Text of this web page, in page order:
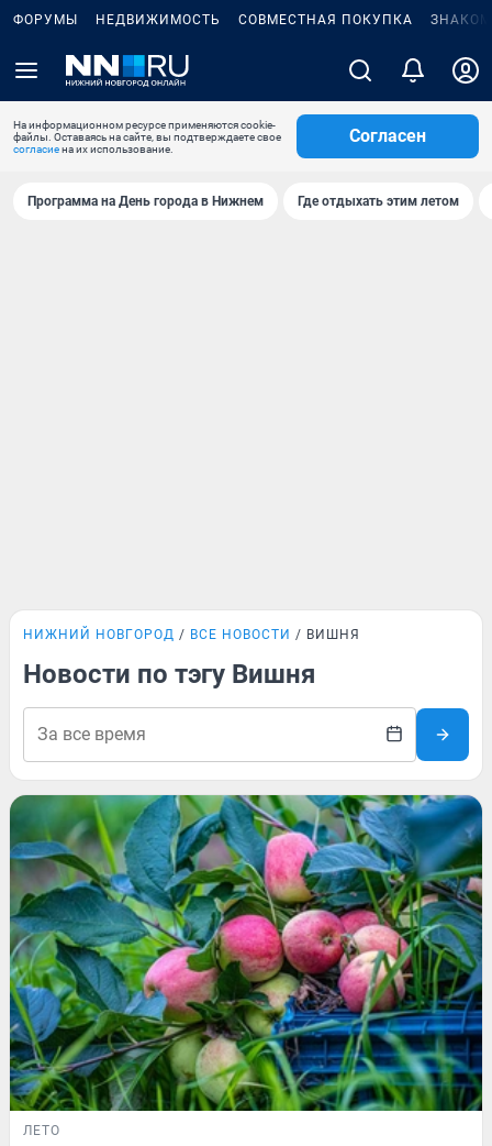
ФОРУМЫ НЕДВИЖИМОСТЬ СОВМЕСТНАЯ ПОКУПКА
На информационном ресурсе применяются cookie-
файлы. Оставаясь на сайте, вы подтверждаете свое
согласиена их использование.
Согласен
Программа на День города в Нижнем Где отдыхать этим летом
НИЖНИЙ НОВГОРОД ВСЕ НОВОСТИ ВИШНЯ
Новости по тэгу Вишня
ЛЕТО